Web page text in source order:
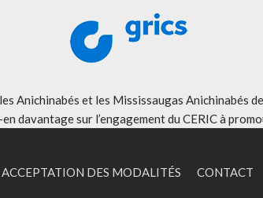
Anichinabés et les Mississaugas
davantage sur l’engagement du CERIC à
ACCEPTATION DES MODALITÉS CONTACT